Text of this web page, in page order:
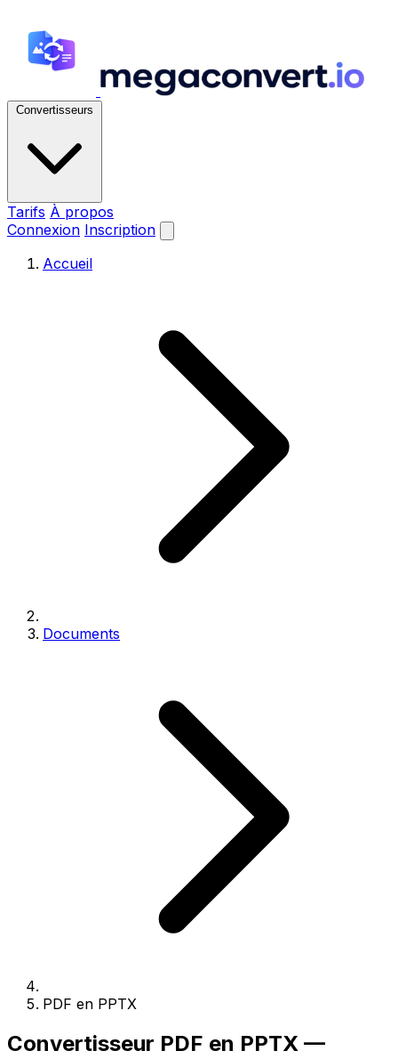
Convertisseurs
Tarifs À propos
Connexion Inscription
Accueil
Documents
PDF en PPTX
Convertisseur PDF en PPTX —